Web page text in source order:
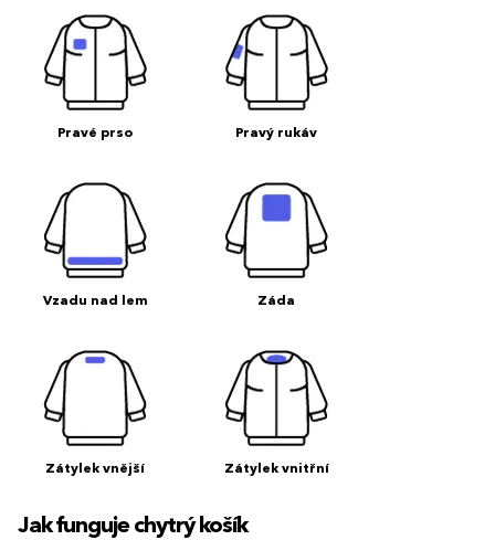
Pravé prso Pravý rukáv
Vzadu nad lem Záda
Zátylek vnější Zátylek vnitřní
Jak funguje chytrý košík